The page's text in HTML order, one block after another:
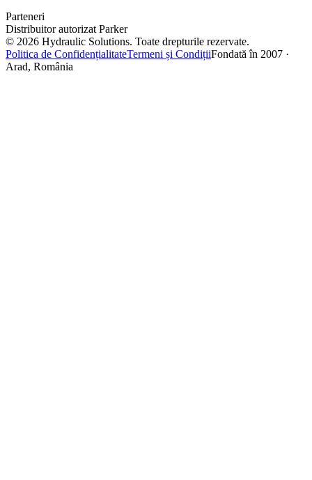
Parteneri
Distribuitor autorizat Parker
© 2026 Hydraulic Solutions. Toate drepturile rezervate.
Politica de ConfidențialitateTermeni și CondițiiFondată în 2007 ·
Arad, România